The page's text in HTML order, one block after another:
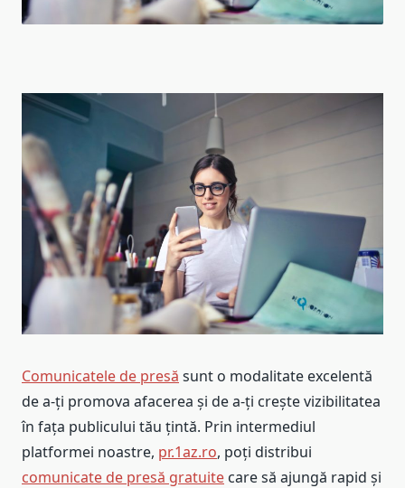
Comunicatele de presă sunt o modalitate excelentă
de a-ți promova afacerea și de a-ți crește vizibilitatea
în fața publicului tău țintă. Prin intermediul
platformei noastre, pr.1az.ro, poți distribui
comunicate de presă gratuite care să ajungă rapid și